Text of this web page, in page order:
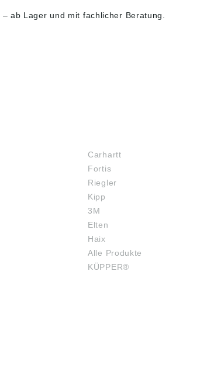
– ab Lager und mit fachlicher Beratung.
Carhartt
Fortis
Riegler
Kipp
3M
Elten
Haix
Alle Produkte
KÜPPER®